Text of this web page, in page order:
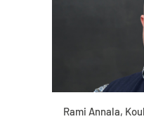
Rami Annala,